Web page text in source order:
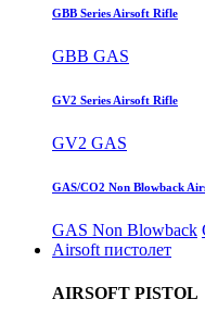
GBB Series Airsoft Rifle
GBB GAS
GV2 Series Airsoft Rifle
GV2 GAS
GAS/CO2 Non Blowback
GAS Non Blowback
Airsoft пистолет
AIRSOFT PISTOL